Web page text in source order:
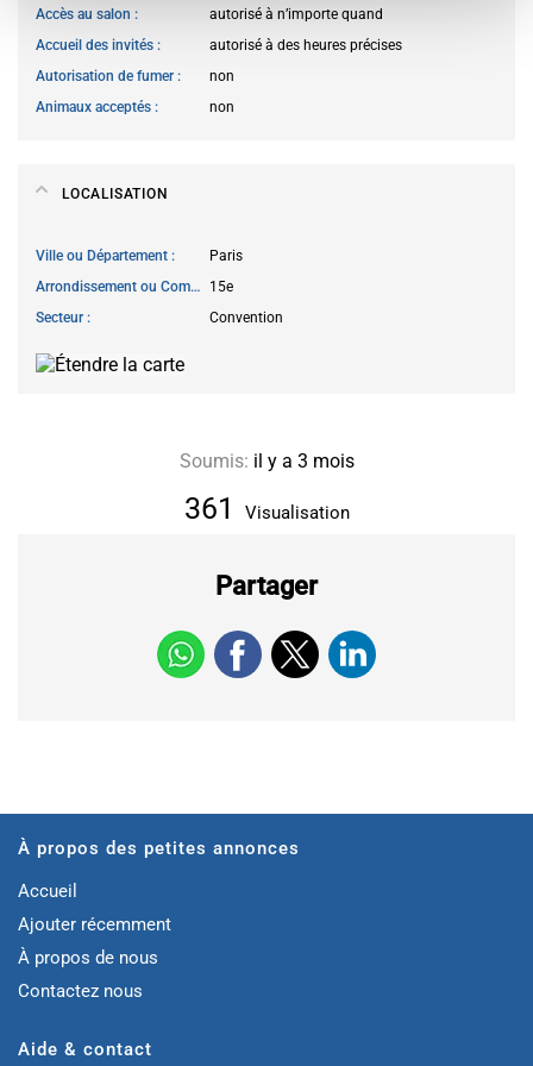
Partager
Accès au salon
autorisé à n’importe quand
Accueil des invités
autorisé à des heures précises
Autorisation de fumer
non
Animaux acceptés
non
LOCALISATION
Ville ou Département
Paris
Arrondissement ou Commune
15e
Secteur
Convention
361 Visualisation
Soumis: il y a 3 mois
À propos des petites annonces
Accueil
Ajouter récemment
À propos de nous
Contactez nous
Aide & contact